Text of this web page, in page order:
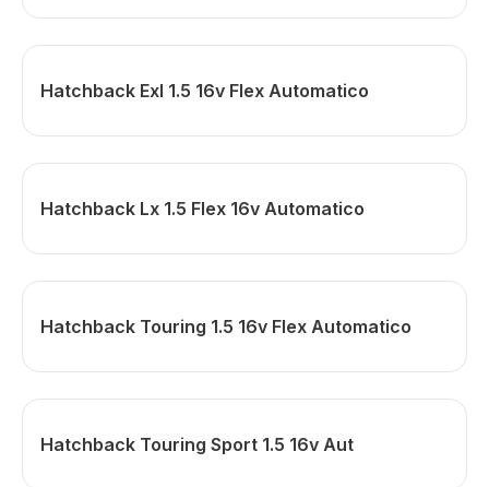
Hatchback Exl 1.5 16v Flex Automatico
Hatchback Lx 1.5 Flex 16v Automatico
Hatchback Touring 1.5 16v Flex Automatico
Hatchback Touring Sport 1.5 16v Aut